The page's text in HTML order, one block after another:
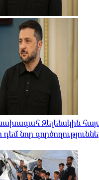
Զելենսկին
նոր